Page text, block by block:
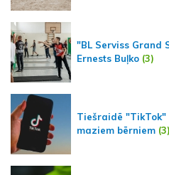
"BL Serviss Grand
Ernests Buļko (3)
Tiešraidē
maziem bērniem (3)